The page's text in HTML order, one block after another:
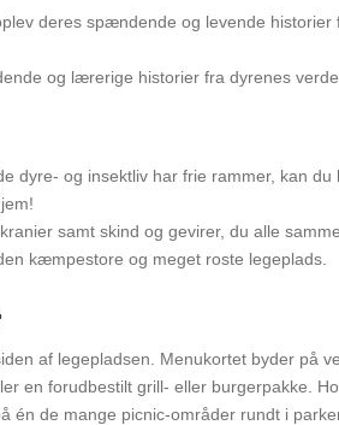
deres spændende og levende
og lærerige historier fra dyrenes
dyre- og insektliv har frie rammer, kan
samt skind og gevirer, du alle
kæmpestore og meget roste legeplads.
af legepladsen. Menukortet byder på
en forudbestilt grill- eller burgerpakke.
én de mange picnic-områder rundt i